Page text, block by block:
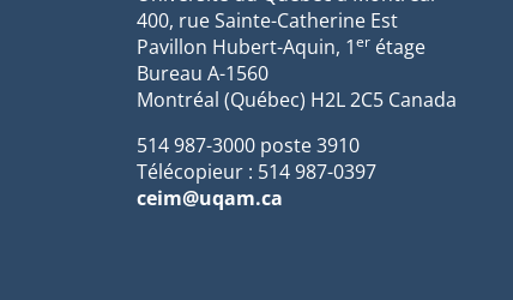
400, rue Sainte-Catherine Est
Pavillon Hubert-Aquin, 1er étage
Bureau A-1560
Montréal (Québec) H2L 2C5 Canada
514 987-3000 poste 3910
Télécopieur : 514 987-0397
ceim@uqam.ca